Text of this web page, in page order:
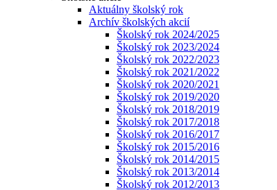
Aktuálny školský rok
Archív školských akcií
Školský rok 2024/2025
Školský rok 2023/2024
Školský rok 2022/2023
Školský rok 2021/2022
Školský rok 2020/2021
Školský rok 2019/2020
Školský rok 2018/2019
Školský rok 2017/2018
Školský rok 2016/2017
Školský rok 2015/2016
Školský rok 2014/2015
Školský rok 2013/2014
Školský rok 2012/2013